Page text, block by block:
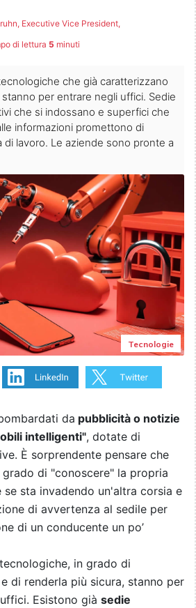
Executive Vice President,
di lettura 5 minuti
che già caratterizzano
per entrare negli uffici. Sedie
che si indossano e superfici che
informazioni promettono di
di lavoro. Le aziende sono pronte a
Tecnologie
da pubblicità o notizie
intelligenti", dotate di
È sorprendente pensare che
di "conoscere" la propria
se sta invadendo un'altra corsia e
di avvertenza al sedile per
di un conducente un po’
in grado di
di renderla più sicura, stanno per
Esistono già sedie